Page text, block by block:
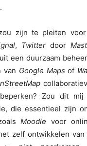
.
zijn te pleiten voor
, Twitter door
een duurzaam
van Google Mapsof
Zou dit
die essentieel zijn
Moodle voor
zelf ontwikkelen